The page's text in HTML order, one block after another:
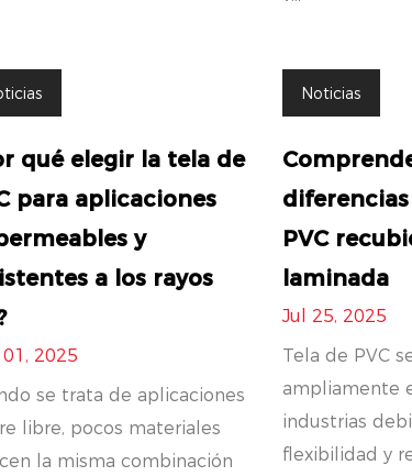
qué elegir la tela de
para aplicaciones
y
a los rayos
2025
se trata de aplicaciones
libre, pocos materiales
la misma combinación
Noticias
PVC
laminada
Jul 25, 2025
Tela de PVC
ampliamente
industrias
flexibilidad y